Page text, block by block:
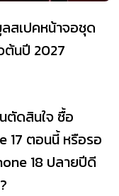
สเปคหน้าจอชุด
ต้นปี 2027
ตัดสินใจ ซื้อ
17 ตอนนี้ หรือรอ
18 ปลายปีดี